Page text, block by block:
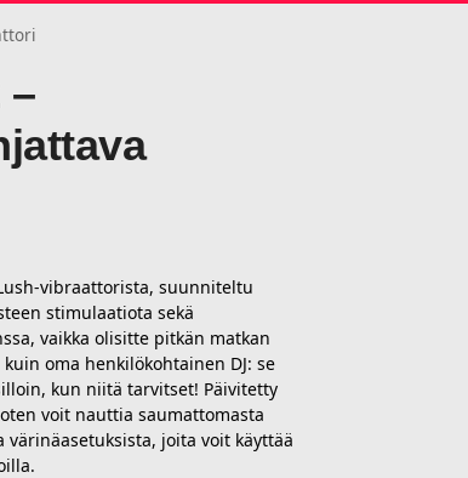
–
vibraattorista, suunniteltu
stimulaatiota sekä
vaikka olisitte pitkän matkan
oma henkilökohtainen DJ: se
kun niitä tarvitset! Päivitetty
voit nauttia saumattomasta
joita voit käyttää